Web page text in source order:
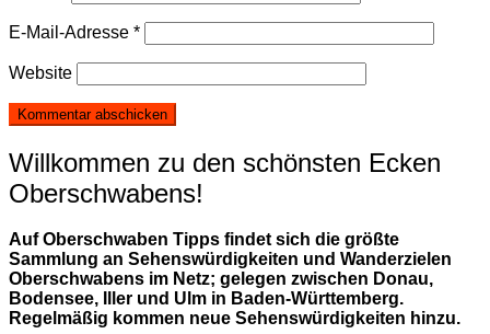
E-Mail-Adresse *
Website
Willkommen zu den schönsten Ecken
Oberschwabens!
Auf Oberschwaben Tipps findet sich die größte
Sammlung an Sehenswürdigkeiten und Wanderzielen
Oberschwabens im Netz; gelegen zwischen Donau,
Bodensee, Iller und Ulm in Baden-Württemberg.
Regelmäßig kommen neue Sehenswürdigkeiten hinzu.